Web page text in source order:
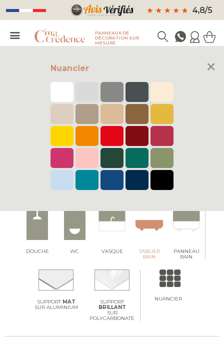
PANNEAUX DE
DÉCORATION SUR
MESURE
Nuancier ×
DOUCHE WC VASQUE
TABLIER
BAIN
PANNEAU
BAIN
SUPPORT MAT
SUR ALUMINIUM
SUPPORT
BRILLANT
SUR
POLYCARBONATE
NUANCIER